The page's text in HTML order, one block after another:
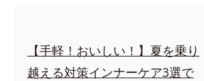
【手軽！おいしい！】夏を乗り
越える対策インナーケア3選で